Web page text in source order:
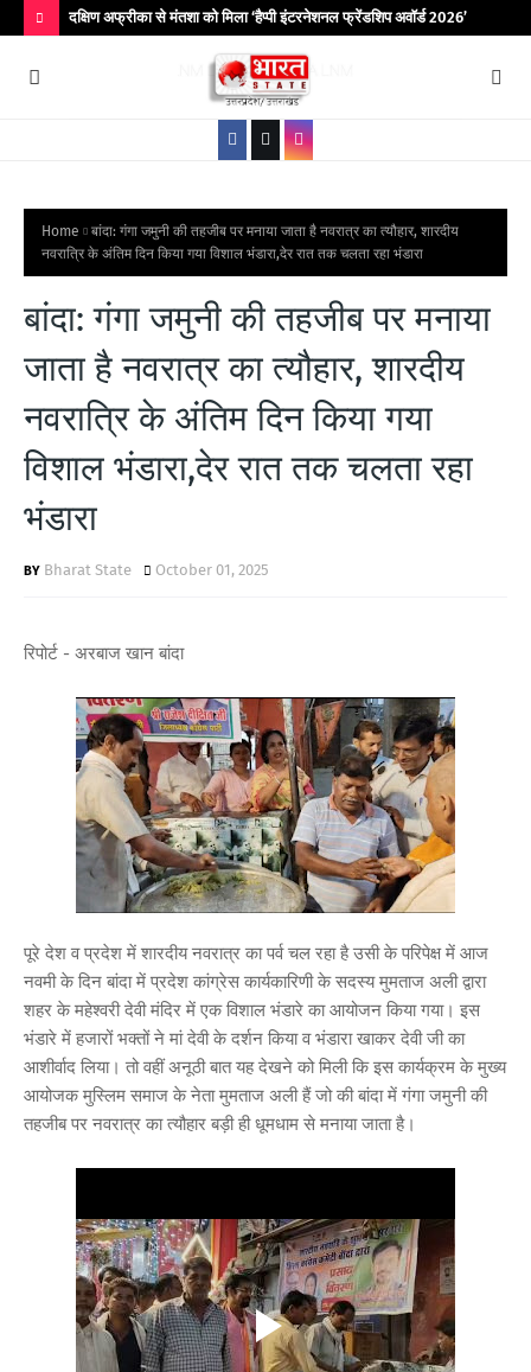
O
S
दक्षिण अफ्रीका से मंतशा को मिला ‘हैप्पी इंटरनेशनल फ्रेंडशिप अवॉर्ड 2026’
Home
बांदा: गंगा जमुनी की तहजीब पर मनाया जाता है नवरात्र का त्यौहार, शारदीय
नवरात्रि के अंतिम दिन किया गया विशाल भंडारा,देर रात तक चलता रहा भंडारा
बांदा: गंगा जमुनी की तहजीब पर मनाया
जाता है नवरात्र का त्यौहार, शारदीय
नवरात्रि के अंतिम दिन किया गया
विशाल भंडारा,देर रात तक चलता रहा
भंडारा
Bharat State October 01, 2025
रिपोर्ट - अरबाज खान बांदा
पूरे देश व प्रदेश में शारदीय नवरात्र का पर्व चल रहा है उसी के परिपेक्ष में आज
नवमी के दिन बांदा में प्रदेश कांग्रेस कार्यकारिणी के सदस्य मुमताज अली द्वारा
शहर के महेश्वरी देवी मंदिर में एक विशाल भंडारे का आयोजन किया गया। इस
भंडारे में हजारों भक्तों ने मां देवी के दर्शन किया व भंडारा खाकर देवी जी का
आशीर्वाद लिया। तो वहीं अनूठी बात यह देखने को मिली कि इस कार्यक्रम के मुख्य
आयोजक मुस्लिम समाज के नेता मुमताज अली हैं जो की बांदा में गंगा जमुनी की
तहजीब पर नवरात्र का त्यौहार बड़ी ही धूमधाम से मनाया जाता है।